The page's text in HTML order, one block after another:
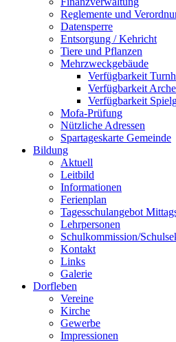
Reglemente und
Datensperre
Entsorgung / Kehricht
Tiere und Pflanzen
Mehrzweckgebäude
Verfügbarkeit
Verfügbarkeit
Verfügbarkeit
Mofa-Prüfung
Nützliche Adressen
Spartageskarte Gemeinde
Bildung
Aktuell
Leitbild
Informationen
Ferienplan
Tagesschulangebot
Lehrpersonen
Schulkommission/
Kontakt
Links
Galerie
Dorfleben
Vereine
Kirche
Gewerbe
Impressionen